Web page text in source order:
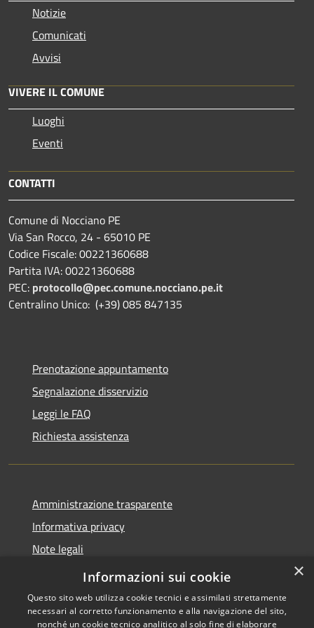
Notizie
Comunicati
Avvisi
VIVERE IL COMUNE
Luoghi
Eventi
CONTATTI
Comune di Nocciano PE
Via San Rocco, 24 - 65010 PE
Codice Fiscale: 00221360688
Partita IVA: 00221360688
PEC: protocollo@pec.comune.nocciano.pe.it
Centralino Unico: (+39) 085 847135
Prenotazione appuntamento
Segnalazione disservizio
Leggi le FAQ
Richiesta assistenza
Amministrazione trasparente
Informativa privacy
Note legali
Dichiarazione di accessibilità
×
Informazioni sui cookie
Questo sito web utilizza cookie tecnici e assimilati strettamente
necessari al corretto funzionamento e alla navigazione del sito,
nonché un cookie tecnico analitico al solo fine di elaborare